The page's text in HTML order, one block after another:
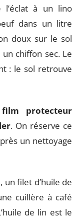
l’éclat à un lino
dans un litre
doux sur le sol
chiffon sec. Le
: le sol retrouve
protecteur
. On réserve ce
un nettoyage
un filet d’huile de
cuillère à café
de lin est le